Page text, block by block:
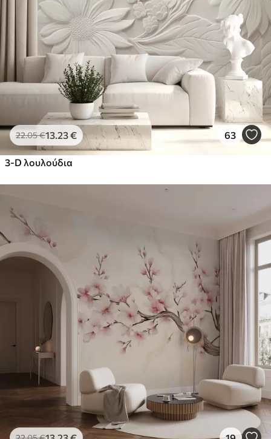
22.05€13 .23€ 63
3-D λουλούδια